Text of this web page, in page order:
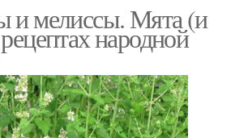
и мелиссы. Мята (и
народной